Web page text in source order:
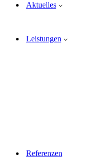
Aktuelles
Leistungen
Referenzen